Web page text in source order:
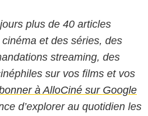
plus de 40 articles
et des séries, des
streaming, des
sur vos films et vos
à AlloCiné sur Google
d’explorer au quotidien les